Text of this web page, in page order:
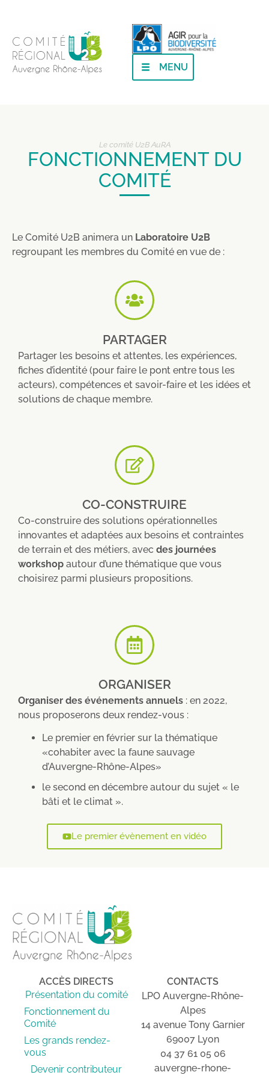
MENU
Le comité U2B AuRA
FONCTIONNEMENT DU
COMITÉ
Le Comité U2B animera un Laboratoire U2B
regroupant les membres du Comité en vue de :
PARTAGER
Partager les besoins et attentes, les expériences,
fiches d’identité (pour faire le pont entre tous les
acteurs), compétences et savoir-faire et les idées et
solutions de chaque membre.
CO-CONSTRUIRE
Co-construire des solutions opérationnelles
innovantes et adaptées aux besoins et contraintes
de terrain et des métiers, avec des journées
workshop autour d’une thématique que vous
choisirez parmi plusieurs propositions.
ORGANISER
Organiser des événements annuels : en 2022,
nous proposerons deux rendez-vous :
Le premier en février sur la thématique
«cohabiter avec la faune sauvage
d’Auvergne-Rhône-Alpes»
le second en décembre autour du sujet « le
bâti et le climat ».
Le premier évènement en vidéo
ACCÈS DIRECTS
Présentation du comité
Fonctionnement du
Comité
Les grands rendez-
vous
Devenir contributeur
CONTACTS
LPO Auvergne-Rhône-
Alpes
14 avenue Tony Garnier
69007 Lyon
04 37 61 05 06
auvergne-rhone-